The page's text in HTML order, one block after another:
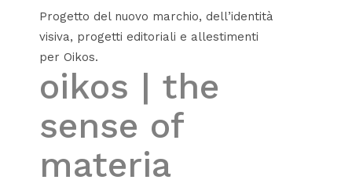
Progetto del nuovo marchio, dell’identità
visiva, progetti editoriali e allestimenti
per Oikos.
oikos | the
sense of
materia